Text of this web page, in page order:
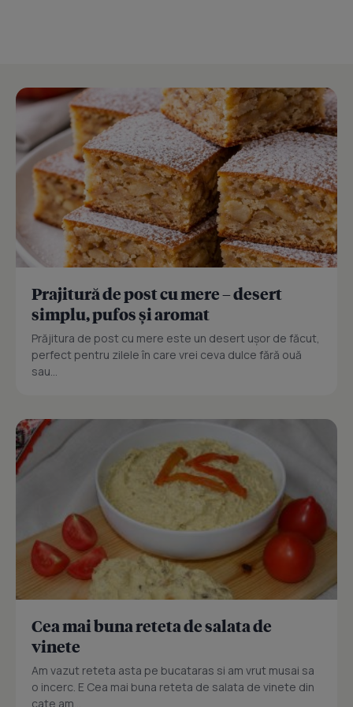
Prajitură de post cu mere – desert
simplu, pufos și aromat
Prăjitura de post cu mere este un desert ușor de făcut,
perfect pentru zilele în care vrei ceva dulce fără ouă
sau...
Cea mai buna reteta de salata de
vinete
Am vazut reteta asta pe bucataras si am vrut musai sa
o incerc. E Cea mai buna reteta de salata de vinete din
cate am...